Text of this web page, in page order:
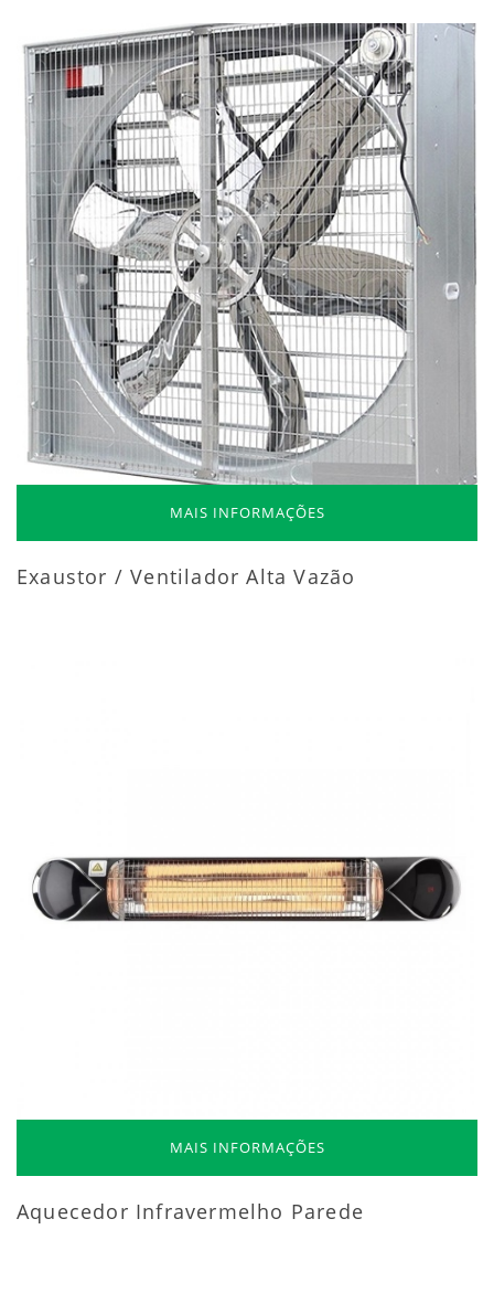
MAIS INFORMAÇÕES
Exaustor / Ventilador Alta Vazão
MAIS INFORMAÇÕES
Aquecedor Infravermelho Parede